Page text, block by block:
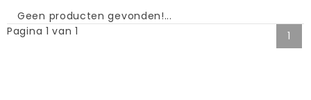
Geen producten gevonden!...
Pagina 1 van 1
1